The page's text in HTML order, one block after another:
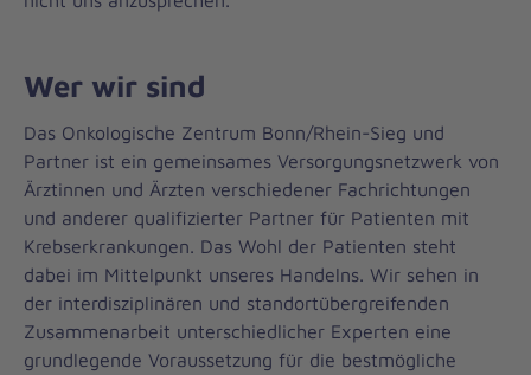
Wer wir sind
Das Onkologische Zentrum Bonn/Rhein-Sieg und
Partner ist ein gemeinsames Versorgungsnetzwerk von
Ärztinnen und Ärzten verschiedener Fachrichtungen
und anderer qualifizierter Partner für Patienten mit
Krebserkrankungen. Das Wohl der Patienten steht
dabei im Mittelpunkt unseres Handelns. Wir sehen in
der interdisziplinären und standortübergreifenden
Zusammenarbeit unterschiedlicher Experten eine
grundlegende Voraussetzung für die bestmögliche